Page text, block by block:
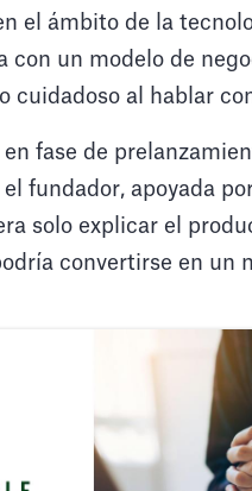
el ámbito de la
con un modelo de
cuidadoso al hablar
fase de
fundador, apoyada
solo explicar el
convertirse en un